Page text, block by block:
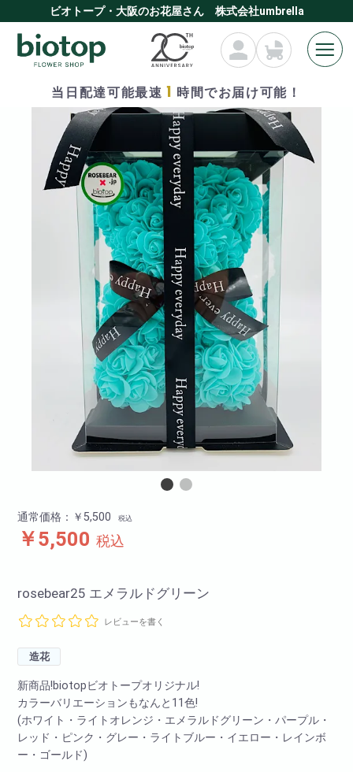
ビオトープ・大阪のお花屋さん 株式会社umbrella
当日配達可能最速 1 時間でお届け可能！
通常価格：￥5,500 税込
￥5,500 税込
rosebear25 エメラルドグリーン
レビューを書く
造花
新商品!biotopビオトープオリジナル!
カラーバリエーションもなんと11色!
(ホワイト・ライトオレンジ・エメラルドグリーン・パープル・
レッド・ピンク・グレー・ライトブルー・イエロー・レインボ
ー・ゴールド)